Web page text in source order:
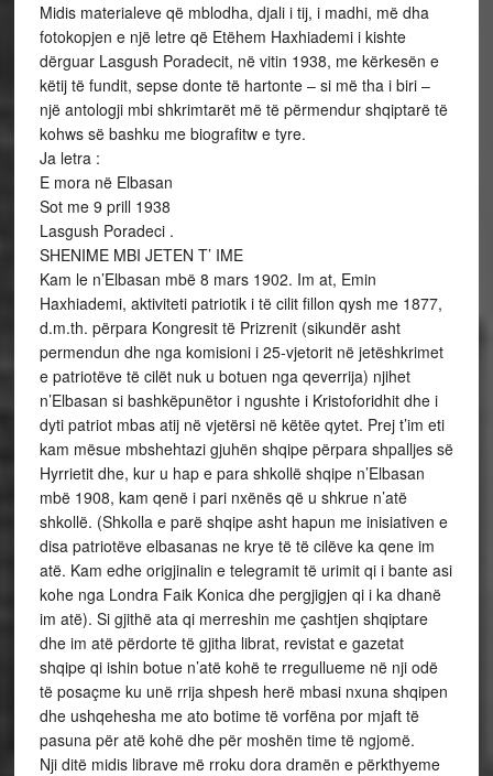
Midis materialeve që mblodha, djali i tij, i madhi, më dha
fotokopjen e një letre që Etëhem Haxhiademi i kishte
dërguar Lasgush Poradecit, në vitin 1938, me kërkesën e
këtij të fundit, sepse donte të hartonte – si më tha i biri –
një antologji mbi shkrimtarët më të përmendur shqiptarë të
kohws së bashku me biografitw e tyre.
Ja letra :
E mora në Elbasan
Sot me 9 prill 1938
Lasgush Poradeci .
SHENIME MBI JETEN T’ IME
Kam le n’Elbasan mbë 8 mars 1902. Im at, Emin
Haxhiademi, aktiviteti patriotik i të cilit fillon qysh me 1877,
d.m.th. përpara Kongresit të Prizrenit (sikundër asht
permendun dhe nga komisioni i 25-vjetorit në jetëshkrimet
e patriotëve të cilët nuk u botuen nga qeverrija) njihet
n’Elbasan si bashkëpunëtor i ngushte i Kristoforidhit dhe i
dyti patriot mbas atij në vjetërsi në këtëe qytet. Prej t’im eti
kam mësue mbshehtazi gjuhën shqipe përpara shpalljes së
Hyrrietit dhe, kur u hap e para shkollë shqipe n’Elbasan
mbë 1908, kam qenë i pari nxënës që u shkrue n’atë
shkollë. (Shkolla e parë shqipe asht hapun me inisiativen e
disa patriotëve elbasanas ne krye të të cilëve ka qene im
atë. Kam edhe origjinalin e telegramit të urimit qi i bante asi
kohe nga Londra Faik Konica dhe pergjigjen qi i ka dhanë
im atë). Si gjithë ata qi merreshin me çashtjen shqiptare
dhe im atë përdorte të gjitha librat, revistat e gazetat
shqipe qi ishin botue n’atë kohë te rregullueme në nji odë
të posaçme ku unë rrija shpesh herë mbasi nxuna shqipen
dhe ushqehesha me ato botime të vorfëna por mjaft të
pasuna për atë kohë dhe për moshën time të ngjomë.
Nji ditë midis librave më rroku dora dramën e përkthyeme